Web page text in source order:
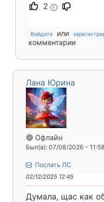
2 i
Войдите или
комментарии
Лана Юрина
🔴 Офлайн
Был(а): 07/08/2026 - 11:58
Послать ЛС
02/12/2025 12:45
Думала, щас как